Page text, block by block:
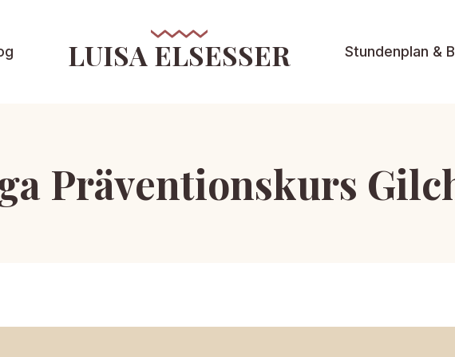
LUISA ELSESSER Stundenplan &
Präventionskurs